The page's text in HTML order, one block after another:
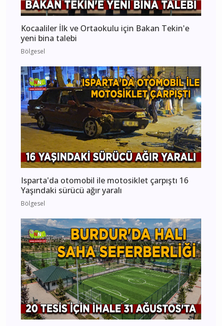
Kocaaliler İlk ve Ortaokulu için Bakan Tekin'e
yeni bina talebi
Bölgesel
Isparta'da otomobil ile motosiklet çarpıştı 16
Yaşındaki sürücü ağır yaralı
Bölgesel